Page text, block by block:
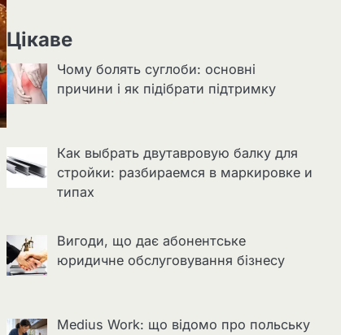
Цікаве
Чому болять суглоби: основні
причини і як підібрати підтримку
Как выбрать двутавровую балку для
стройки: разбираемся в маркировке и
типах
Вигоди, що дає абонентське
юридичне обслуговування бізнесу
Medius Work: що відомо про польську